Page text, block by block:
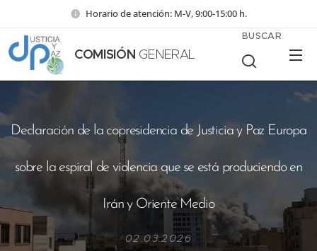
Horario de atención: M-V, 9:00-15:00 h.
COMISIÓN GENERAL
BUSCAR
Declaración de la copresidencia de Justicia y Paz Europa
sobre la espiral de violencia que se está produciendo en
Irán y Oriente Medio
02.03.2026